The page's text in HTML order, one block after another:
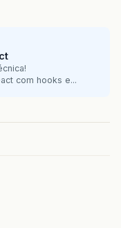
com hooks e...